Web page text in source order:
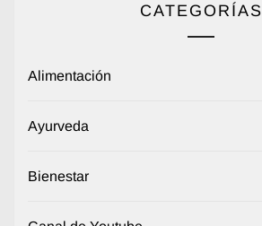
CATEGORÍAS
Alimentación
Ayurveda
Bienestar